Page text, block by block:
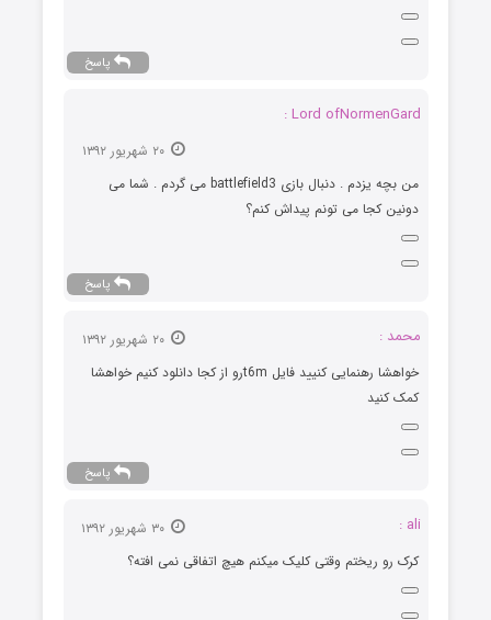
پاسخ
Lord ofNormenGard :
۲۰ شهریور ۱۳۹۲
من بچه یزدم . دنبال بازی battlefield3 می گردم . شما می
دونین کجا می تونم پیداش کنم؟
پاسخ
محمد :
۲۰ شهریور ۱۳۹۲
خواهشا رهنمایی کنیید فایل t6mرو از کجا دانلود کنیم خواهشا
کمک کنید
پاسخ
ali :
کرک رو ریختم وقتی کلیک میکنم هیچ اتفاقی نمی افته؟